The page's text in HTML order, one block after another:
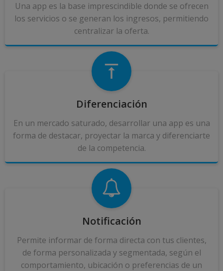
Una app es la base imprescindible donde se ofrecen
los servicios o se generan los ingresos, permitiendo
centralizar la oferta.
Diferenciación
En un mercado saturado, desarrollar una app es una
forma de destacar, proyectar la marca y diferenciarte
de la competencia.
Notificación
Permite informar de forma directa con tus clientes,
de forma personalizada y segmentada, según el
comportamiento, ubicación o preferencias de un